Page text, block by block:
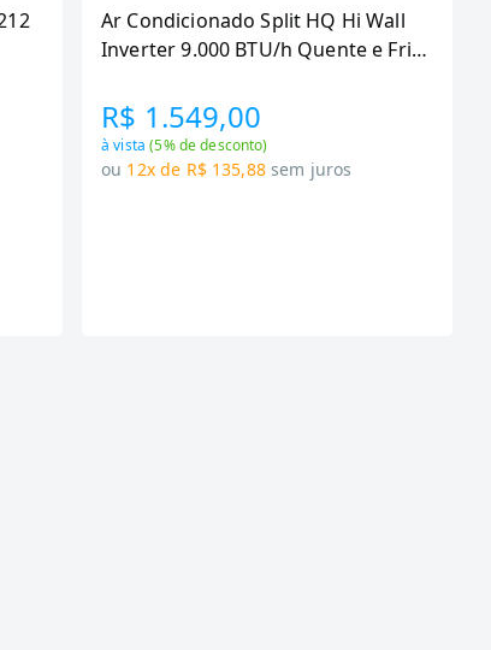
Ar Condicionado Split HQ Hi Wall
Inverter 9.000 BTU/h Quente e Frio
VIHT9KCH3S2S23 -
R$ 1.549,00
à vista(5% de desconto)
ou 12x de R$ 135,88 sem juros